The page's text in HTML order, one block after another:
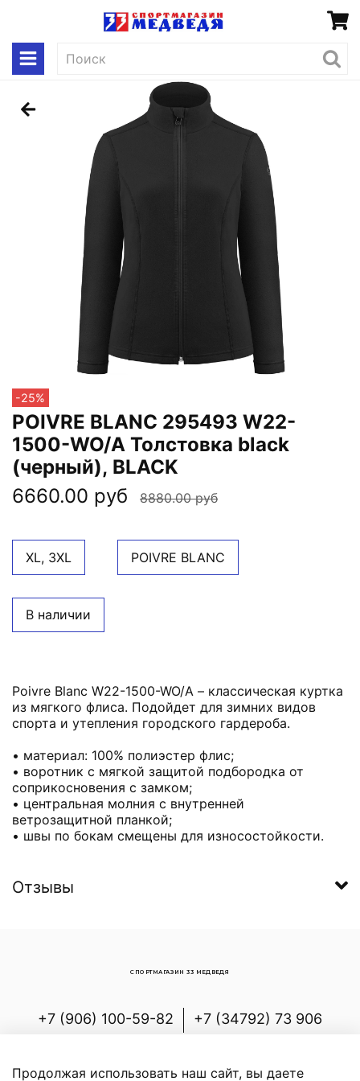
-25%
POIVRE BLANC 295493 W22-
1500-WO/A Толстовка black
(черный), BLACK
6660.00 руб
8880.00 руб
XL, 3XL POIVRE BLANC
В наличии
Poivre Blanc W22-1500-WO/A – классическая куртка
из мягкого флиса. Подойдет для зимних видов
спорта и утепления городского гардероба.
• материал: 100% полиэстер флис;
• воротник с мягкой защитой подбородка от
соприкосновения с замком;
• центральная молния с внутренней
ветрозащитной планкой;
• швы по бокам смещены для износостойкости.
Отзывы
+7 (906) 100-59-82
+7 (34792) 73 906
Белорецкий р-н, с.Новоабзаково, ул.
СПОРТМАГАЗИН 33 МЕДВЕДЯ
Продолжая использовать наш сайт, вы даете